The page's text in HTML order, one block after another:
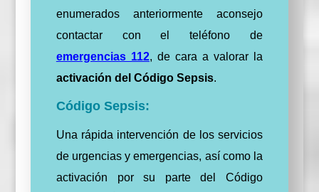
enumerados anteriormente aconsejo
contactar con el teléfono de
emergencias 112, de cara a valorar la
activación del Código Sepsis.
Código Sepsis:
Una rápida intervención de los servicios
de urgencias y emergencias, así como la
activación por su parte del Código